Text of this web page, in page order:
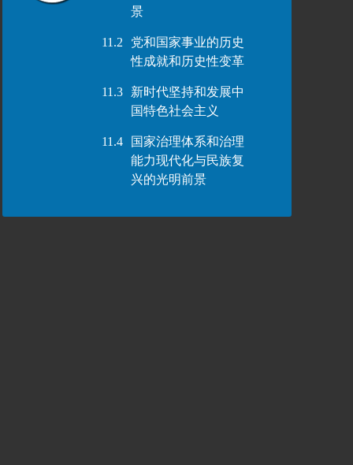
景
11.2
党和国家事业的历史
性成就和历史性变革
11.3
新时代坚持和发展中
国特色社会主义
11.4
国家治理体系和治理
能力现代化与民族复
兴的光明前景